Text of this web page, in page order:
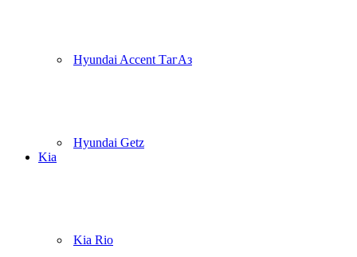
Hyundai Accent ТагАз
Hyundai Getz
Kia
Kia Rio